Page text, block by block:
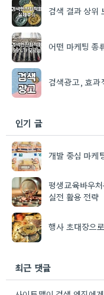
검색 결과 상위
어떤 마케팅 종
검색광고, 효과
인기 글
개발 중심 마케
평생교육바우
실전 활용 전략
행사 초대장으
최근 댓글